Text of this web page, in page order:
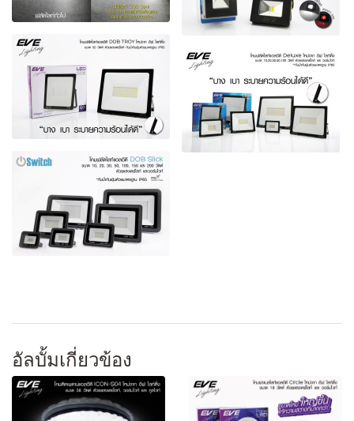
อัลบั้มเกี่ยวข้อง